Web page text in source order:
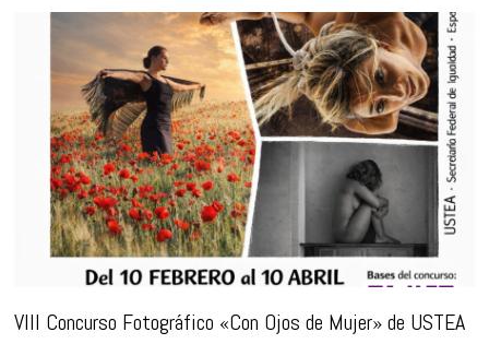
VIII Concurso Fotográfico «Con Ojos de Mujer» de USTEA